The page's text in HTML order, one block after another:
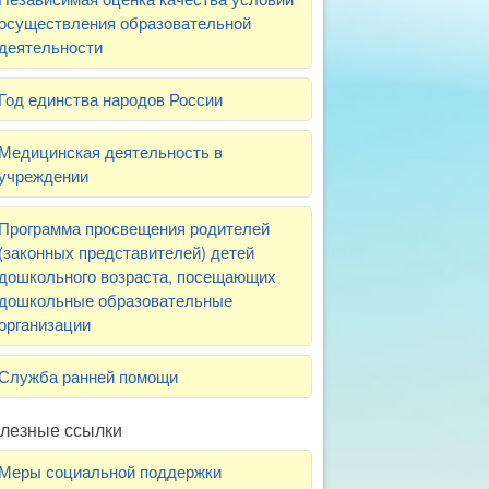
образовательной
единства народов России
деятельность в
просвещения родителей
представителей) детей
возраста, посещающих
образовательные
ранней помощи
ссылки
социальной поддержки